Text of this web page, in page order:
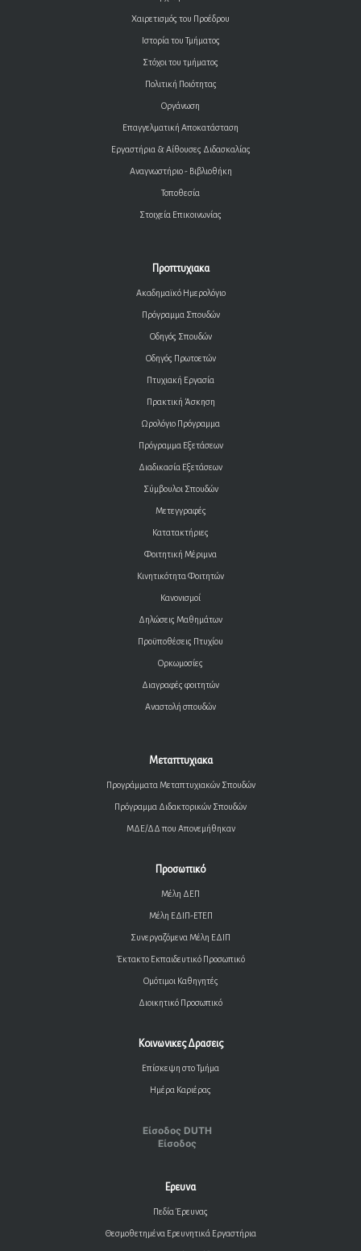
Χαιρετισμός του Προέδρου
Ιστορία του Τμήματος
Στόχοι του τμήματος
Πολιτική Ποιότητας
Οργάνωση
Επαγγελματική Αποκατάσταση
Εργαστήρια & Αίθουσες Διδασκαλίας
Αναγνωστήριο - Βιβλιοθήκη
Τοποθεσία
Στοιχεία Επικοινωνίας
Προπτυχιακα
Ακαδημαϊκό Ημερολόγιο
Πρόγραμμα Σπουδών
Οδηγός Σπουδών
Οδηγός Πρωτοετών
Πτυχιακή Εργασία
Πρακτική Άσκηση
Ωρολόγιο Πρόγραμμα
Πρόγραμμα Εξετάσεων
Διαδικασία Εξετάσεων
Σύμβουλοι Σπουδών
Μετεγγραφές
Κατατακτήριες
Φοιτητική Μέριμνα
Κινητικότητα Φοιτητών
Κανονισμοί
Δηλώσεις Μαθημάτων
Προϋποθέσεις Πτυχίου
Ορκωμοσίες
Διαγραφές φοιτητών
Αναστολή σπουδών
Μεταπτυχιακα
Προγράμματα Μεταπτυχιακών Σπουδών
Πρόγραμμα Διδακτορικών Σπουδών
ΜΔΕ/ΔΔ που Απονεμήθηκαν
Προσωπικό
Μέλη ΔΕΠ
Μέλη ΕΔΙΠ-ΕΤΕΠ
Συνεργαζόμενα Μέλη ΕΔΙΠ
Έκτακτο Εκπαιδευτικό Προσωπικό
Ομότιμοι Καθηγητές
Διοικητικό Προσωπικό
Κοινωνικες Δρασεις
Επίσκεψη στο Τμήμα
Ημέρα Καριέρας
Είσοδος DUTH
Είσοδος
Ερευνα
Πεδία Έρευνας
Θεσμοθετημένα Ερευνητικά Εργαστήρια